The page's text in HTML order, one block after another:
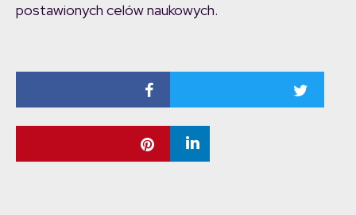
postawionych celów naukowych.